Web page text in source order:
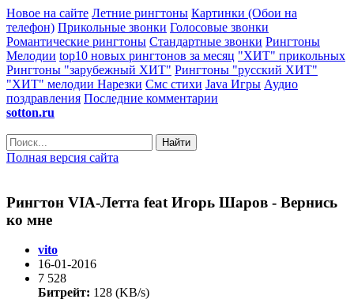
Новое на сайте Летние рингтоны Картинки (Обои на
телефон) Прикольные звонки Голосовые звонки
Романтические рингтоны Стандартные звонки Рингтоны
Мелодии top10 новых рингтонов за месяц "ХИТ" прикольных
Рингтоны "зарубежный ХИТ" Рингтоны "русский ХИТ"
"ХИТ" мелодии Нарезки Смс стихи Java Игры Аудио
поздравления Последние комментарии
sotton.ru
Найти
Полная версия сайта
Рингтон VIA-Летта feat Игорь Шаров - Вернись
ко мне
vito
16-01-2016
7 528
Битрейт: 128 (KB/s)